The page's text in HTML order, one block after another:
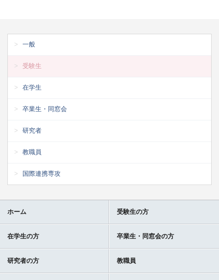
一般
受験生
在学生
卒業生・同窓会
研究者
教職員
国際連携専攻
ホーム 受験生の方
在学生の方 卒業生・同窓会の方
研究者の方 教職員